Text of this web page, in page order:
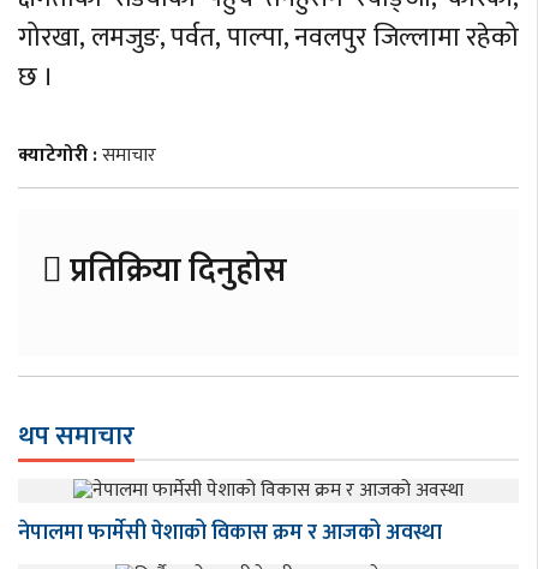
गोरखा, लमजुङ, पर्वत, पाल्पा, नवलपुर जिल्लामा रहेको
छ ।
क्याटेगोरी :समाचार
प्रतिक्रिया दिनुहोस
थप समाचार
नेपालमा फार्मेसी पेशाको विकास क्रम र आजको अवस्था